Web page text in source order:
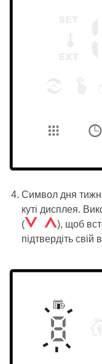
Символ дня
куті дисплея.
(Á Â), щоб
підтвердіть свій